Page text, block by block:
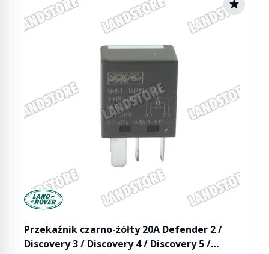
Manufactured by Land rover
Przekaźnik czarno-żółty 20A Defender 2 /
Discovery 3 / Discovery 4 / Discovery 5 /